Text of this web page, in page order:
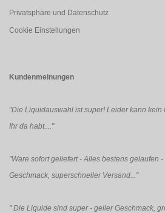
Privatsphäre und Datenschutz
Cookie Einstellungen
Kundenmeinungen
"Die Liquidauswahl ist super! Leider kann kein
Ihr da habt...."
"Ware sofort geliefert - Alles bestens gelaufen
Geschmack, superschneller Versand..."
"Die Liquide sind super - geiler Geschmack,